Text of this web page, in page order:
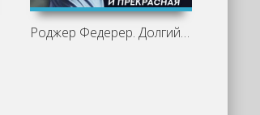
Роджер Федерер. Долгий путь и